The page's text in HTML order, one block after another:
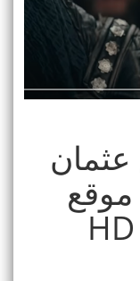
موقع
النور – قصة عشق HD